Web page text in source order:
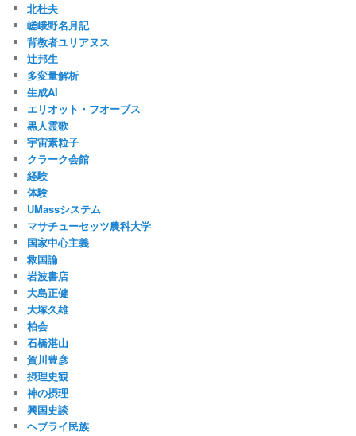
北杜夫
嵯峨野名月記
背教者ユリアヌス
辻邦生
多変量解析
生成AI
エリオット・フオーブス
黒人霊歌
宇宙素粒子
クラーク会館
経験
体験
UMassシステム
マサチューセッツ農科大学
国家中心主義
救国論
岩波書店
大島正健
大塚久雄
柏会
石橋湛山
賀川豊彦
摂理史観
神の摂理
興国史談
ヘブライ民族